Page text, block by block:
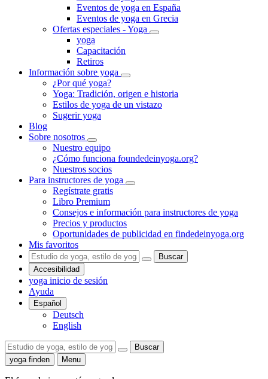
Eventos de yoga en España
Eventos de yoga en Grecia
Ofertas especiales - Yoga
yoga
Capacitación
Retiros
Información sobre yoga
¿Por qué yoga?
Yoga: Tradición, origen e historia
Estilos de yoga de un vistazo
Sugerir yoga
Blog
Sobre nosotros
Nuestro equipo
¿Cómo funciona foundedeinyoga.org?
Nuestros socios
Para instructores de yoga
Regístrate gratis
Libro Premium
Consejos e información para instructores de yoga
Precios y productos
Oportunidades de publicidad en findedeinyoga.org
Mis favoritos
Buscar
Accesibilidad
yoga inicio de sesión
Ayuda
Español
Deutsch
English
Buscar
yoga finden
Menu